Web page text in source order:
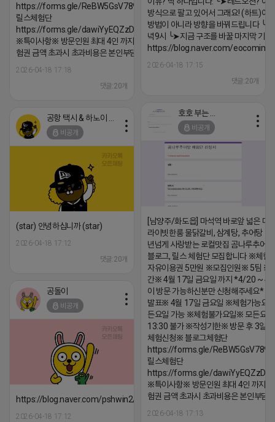
https://forms.gle/ReBW5GsV789ur2Pz6
릴스체험단
https://forms.gle/dawiYyEQZzDdqf8W8
※특이사항※ 방문인원 최대 4인 까지 가능 체
험권 금액 초과시 초과비용은 본인부담입니다.
2026-04-18 17:18
댓글:20개
방식으로 팔고 있어서 그래요! (하트)이
방법이 아니라 방향을 바꿔드립니다
녁9시 ╰➤지금 구조를 바꿀 마지막 기회
https://blog.naver.com/eocomim/
2026-04-18 17:15
댓글:20개
비공개
[남양주/화도읍] 마석역 바로앞 넓은 매
라이빗한룸 물닭갈비, 삼계탕, 추어탕 맛
년넘게 사랑받는 로컬맛집 곰나루추어
블로그, 릴스 체험단 모집합니다 ※체험
자유이용권 5만원 ※모집인원※ 5팀 ※
간※ 4월 17일 금요일 까지 *4/20 ~ 4/
이 방문 가능하신분만 신청해주세요* ※
발표※ 4월 17일 금요일 ※체험가능요
든요일 가능 ※체험불가요일※ 모든요
13:30 불가 ※작성기한※ 방문 후 3일
체험신청※ 블로그체험단
https://forms.gle/
릴스체험단
https://forms.gle/
※특이사항※ 방문인원 최대 4인 까지
험권 금액 초과시 초과비용은 본인부담
2026-04-18 17:13
비공개
(star) 안녕하십니까 (star)
2026-04-18 17:12
댓글:20개
공돌이
비공개
https://blog.naver.com/pshwin2/224023970047
2026-04-18 17:12